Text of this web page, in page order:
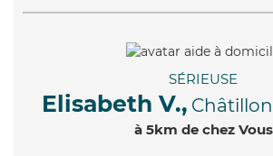
SÉRIEUSE
Elisabeth V.,
à 5km de chez Vous